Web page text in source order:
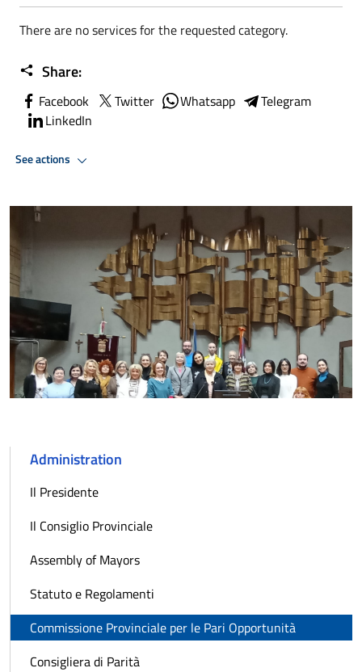
There are no services for the requested category.
Share:
Facebook Twitter Whatsapp
Telegram
LinkedIn
See actions
Administration
Il Presidente
Il Consiglio Provinciale
Assembly of Mayors
Statuto e Regolamenti
Commissione Provinciale per le Pari Opportunità
Consigliera di Parità